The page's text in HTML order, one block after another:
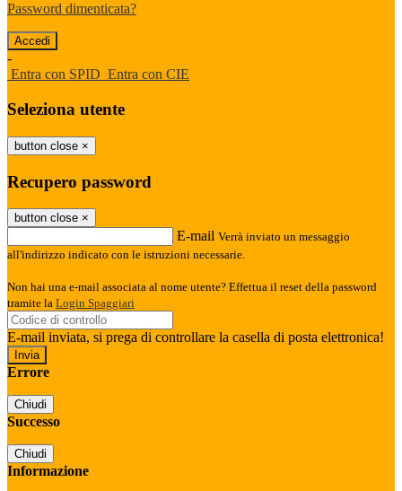
Password dimenticata?
-
Entra con SPID Entra con CIE
Seleziona utente
button close ×
Recupero password
button close ×
E-mail Verrà inviato un messaggio
all'indirizzo indicato con le istruzioni necessarie.
Non hai una e-mail associata al nome utente? Effettua il reset della password
tramite la Login Spaggiari
E-mail inviata, si prega di controllare la casella di posta elettronica!
Errore
Chiudi
Successo
Chiudi
Informazione